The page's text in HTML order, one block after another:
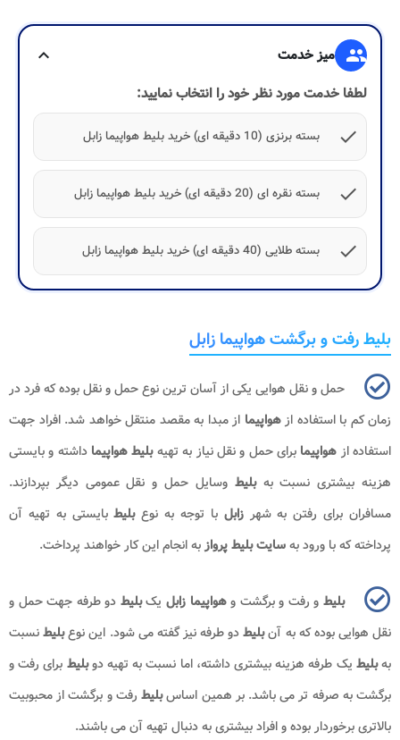
group میز خدمت
expand_more
لطفا خدمت مورد نظر خود را انتخاب نمایید:
check
بسته برنزی (10 دقیقه ای) خرید بلیط هواپیما زابل
check بسته نقره ای (20 دقیقه ای) خرید بلیط هواپیما زابل
check بسته طلایی (40 دقیقه ای) خرید بلیط هواپیما زابل
بلیط رفت و برگشت هواپیما زابل
حمل و نقل هوایی یکی از آسان ترین نوع حمل و نقل بوده که فرد در
زمان کم با استفاده ازهواپیما از مبدا به مقصد منتقل خواهد شد. افراد جهت
استفاده از هواپیمابرای حمل و نقل نیاز به تهیهبلیط هواپیماداشته و بایستی
هزینه بیشتری نسبت بهبلیطوسایل حمل و نقل عمومی دیگر بپردازند.
مسافران برای رفتن به شهرزابلبا توجه به نوعبلیطبایستی به تهیه آن
پرداخته که با ورود بهسایت بلیط پروازبه انجام این کار خواهند پرداخت.
بلیط و رفت و برگشت وهواپیما زابل یک بلیط دو طرفه جهت حمل و
نقل هوایی بوده که به آنبلیطدو طرفه نیز گفته می شود. این نوعبلیطنسبت
بهبلیط یک طرفه هزینه بیشتری داشته، اما نسبت به تهیه دوبلیط برای رفت و
برگشت به صرفه تر می باشد. بر همین اساسبلیط رفت و برگشت از محبوبیت
بالاتری برخوردار بوده و افراد بیشتری به دنبال تهیه آن می باشند.